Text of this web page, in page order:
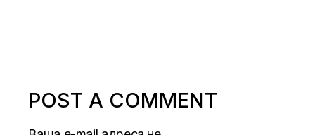
POST A COMMENT